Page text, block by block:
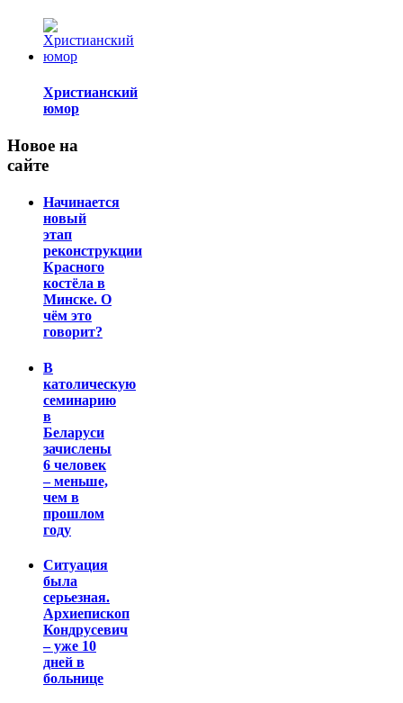
Христианский
юмор
Новое на
сайте
Начинается
новый
этап
реконструкции
Красного
костёла в
Минске. О
чём это
говорит?
В
католическую
семинарию
в
Беларуси
зачислены
6 человек
– меньше,
чем в
прошлом
году
Ситуация
была
серьезная.
Архиепископ
Кондрусевич
– уже 10
дней в
больнице